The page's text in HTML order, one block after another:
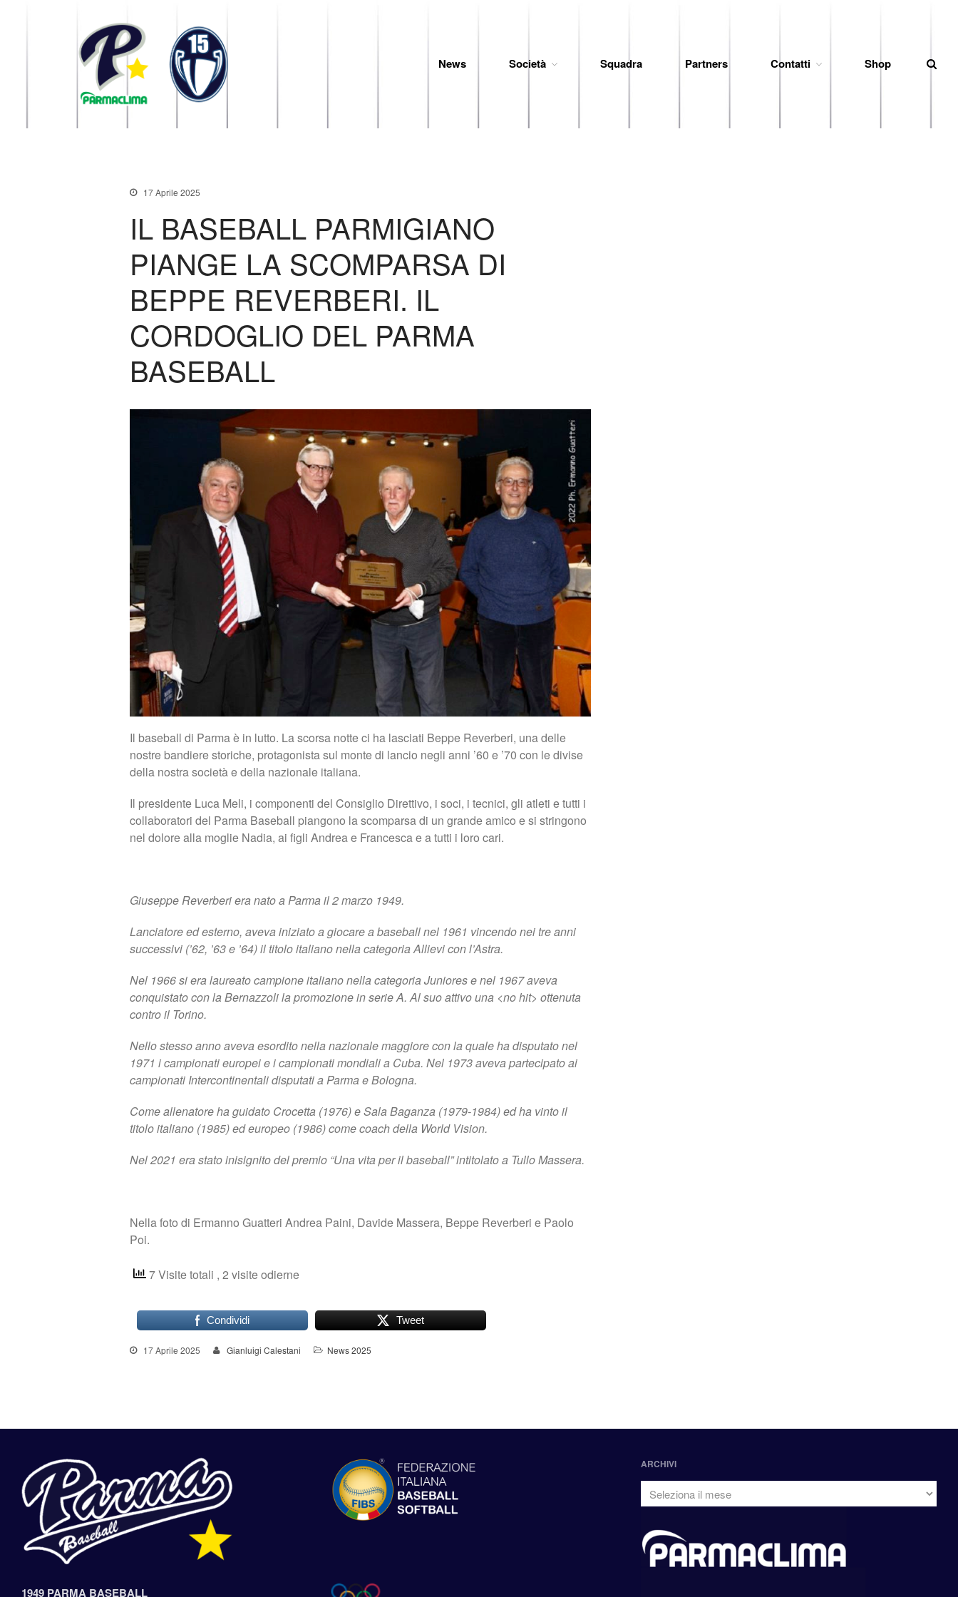
News Società Squadra Partners Contatti Shop
17 Aprile 2025
IL BASEBALL PARMIGIANO
PIANGE LA SCOMPARSA DI
BEPPE REVERBERI. IL
CORDOGLIO DEL PARMA
BASEBALL
Il baseball di Parma è in lutto. La scorsa notte ci ha lasciati Beppe Reverberi, una delle
nostre bandiere storiche, protagonista sul monte di lancio negli anni ’60 e ’70 con le divise
della nostra società e della nazionale italiana.
Il presidente Luca Meli, i componenti del Consiglio Direttivo, i soci, i tecnici, gli atleti e tutti i
collaboratori del Parma Baseball piangono la scomparsa di un grande amico e si stringono
nel dolore alla moglie Nadia, ai figli Andrea e Francesca e a tutti i loro cari.
Giuseppe Reverberi era nato a Parma il 2 marzo 1949.
Lanciatore ed esterno, aveva iniziato a giocare a baseball nel 1961 vincendo nei tre anni
successivi (’62, ’63 e ’64) il titolo italiano nella categoria Allievi con l’Astra.
Nel 1966 si era laureato campione italiano nella categoria Juniores e nel 1967 aveva
conquistato con la Bernazzoli la promozione in serie A. Al suo attivo una <no hit> ottenuta
contro il Torino.
Nello stesso anno aveva esordito nella nazionale maggiore con la quale ha disputato nel
1971 i campionati europei e i campionati mondiali a Cuba. Nel 1973 aveva partecipato ai
campionati Intercontinentali disputati a Parma e Bologna.
Come allenatore ha guidato Crocetta (1976) e Sala Baganza (1979-1984) ed ha vinto il
titolo italiano (1985) ed europeo (1986) come coach della World Vision.
Nel 2021 era stato inisignito del premio “Una vita per il baseball” intitolato a Tullo Massera.
Nella foto di Ermanno Guatteri Andrea Paini, Davide Massera, Beppe Reverberi e Paolo
Poi.
7 Visite totali , 2 visite odierne
Condividi Tweet
17 Aprile 2025 Gianluigi Calestani News 2025
1949 PARMA BASEBALL
ARCHIVI